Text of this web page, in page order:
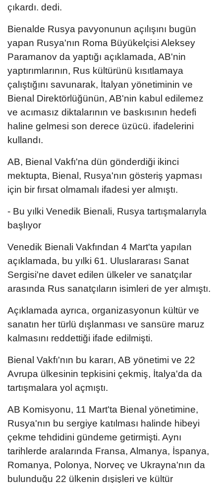
çıkardı. dedi.
Bienalde Rusya pavyonunun açılışını bugün
yapan Rusya'nın Roma Büyükelçisi Aleksey
Paramanov da yaptığı açıklamada, AB'nin
yaptırımlarının, Rus kültürünü kısıtlamaya
çalıştığını savunarak, İtalyan yönetiminin ve
Bienal Direktörlüğünün, AB'nin kabul edilemez
ve acımasız diktalarının ve baskısının hedefi
haline gelmesi son derece üzücü. ifadelerini
kullandı.
AB, Bienal Vakfı'na dün gönderdiği ikinci
mektupta, Bienal, Rusya'nın gösteriş yapması
için bir fırsat olmamalı ifadesi yer almıştı.
- Bu yılki Venedik Bienali, Rusya tartışmalarıyla
başlıyor
Venedik Bienali Vakfından 4 Mart'ta yapılan
açıklamada, bu yılki 61. Uluslararası Sanat
Sergisi'ne davet edilen ülkeler ve sanatçılar
arasında Rus sanatçıların isimleri de yer almıştı.
Açıklamada ayrıca, organizasyonun kültür ve
sanatın her türlü dışlanması ve sansüre maruz
kalmasını reddettiği ifade edilmişti.
Bienal Vakfı'nın bu kararı, AB yönetimi ve 22
Avrupa ülkesinin tepkisini çekmiş, İtalya'da da
tartışmalara yol açmıştı.
AB Komisyonu, 11 Mart'ta Bienal yönetimine,
Rusya'nın bu sergiye katılması halinde hibeyi
çekme tehdidini gündeme getirmişti. Aynı
tarihlerde aralarında Fransa, Almanya, İspanya,
Romanya, Polonya, Norveç ve Ukrayna'nın da
bulunduğu 22 ülkenin dışişleri ve kültür